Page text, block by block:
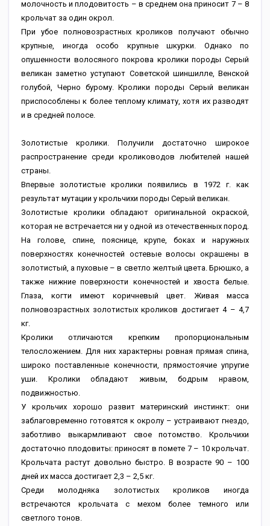
молочность и плодовитость – в среднем она приносит 7 – 8
крольчат за один окрол.
При убое полновозрастных кроликов получают обычно
крупные, иногда особо крупные шкурки. Однако по
опушенности волосяного покрова кролики породы Серый
великан заметно уступают Советской шиншилле, Венской
голубой, Черно бурому. Кролики породы Серый великан
приспособлены к более теплому климату, хотя их разводят
и в средней полосе.
Золотистые кролики. Получили достаточно широкое
распространение среди кролиководов любителей нашей
страны.
Впервые золотистые кролики появились в 1972 г. как
результат мутации у крольчихи породы Серый великан.
Золотистые кролики обладают оригинальной окраской,
которая не встречается ни у одной из отечественных пород.
На голове, спине, пояснице, крупе, боках и наружных
поверхностях конечностей остевые волосы окрашены в
золотистый, а пуховые – в светло желтый цвета. Брюшко, а
также нижние поверхности конечностей и хвоста белые.
Глаза, когти имеют коричневый цвет. Живая масса
полновозрастных золотистых кроликов достигает 4 – 4,7
кг.
Кролики отличаются крепким пропорциональным
телосложением. Для них характерны ровная прямая спина,
широко поставленные конечности, прямостоячие упругие
уши. Кролики обладают живым, бодрым нравом,
подвижностью.
У крольчих хорошо развит материнский инстинкт: они
заблаговременно готовятся к окролу – устраивают гнездо,
заботливо выкармливают свое потомство. Крольчихи
достаточно плодовиты: приносят в помете 7 – 10 крольчат.
Крольчата растут довольно быстро. В возрасте 90 – 100
дней их масса достигает 2,3 – 2,5 кг.
Среди молодняка золотистых кроликов иногда
встречаются крольчата с мехом более темного или
светлого тонов.